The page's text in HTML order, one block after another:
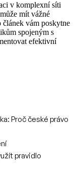
v komplexní síti
mít vážné
článek vám poskytne
spojeným s
efektivní
Proč české právo
pravidlo